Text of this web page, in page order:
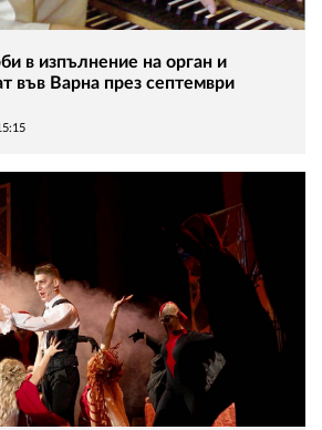
в изпълнение на орган и
във Варна през септември